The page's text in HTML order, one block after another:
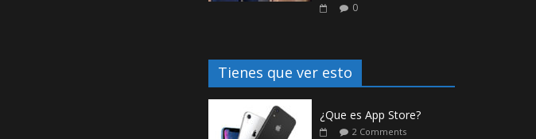
0
Tienes que ver esto
¿Que es App Store?
2 Comments